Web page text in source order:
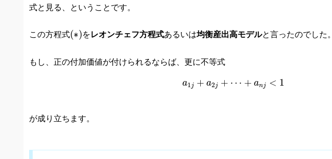
式と見る、ということです。
この方程式(∗)
( ∗ をレオンチェフ方程式あるいは均衡産出高モデルと言ったのでした。
もし、正の付加価値が付けられるならば、更に不等式
a1j + a2j + ⋯ + anj < 1
∗ + ⋯ 1
が成り立ちます。